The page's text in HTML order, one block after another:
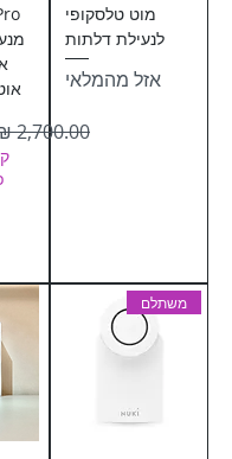
מוט טלסקופי
לנעילת דלתות
אזל מהמלאי
מחיר רגיל
משתלם